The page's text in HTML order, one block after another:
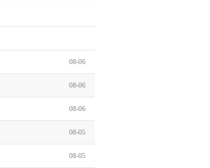
08-06
08-06
08-06
08-05
08-05